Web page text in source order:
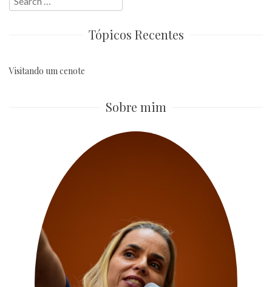
for:
Tópicos Recentes
Visitando um cenote
Sobre mim